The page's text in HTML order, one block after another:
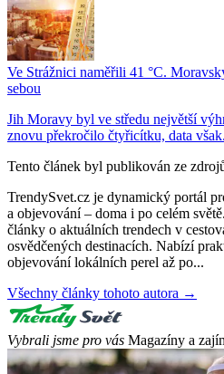
Ve Strážnici naměřili 41 °C.
sebou
Jih Moravy byl ve středu největší
znovu překročilo čtyřicítku, data
Tento článek byl publikován ze
TrendySvet.cz je dynamický portál
a objevování – doma i po celém
články o aktuálních trendech v
osvědčených destinacích. Nabízí
objevování lokálních perel až po...
Všechny články tohoto autora →
Vybrali jsme pro vás Magazíny a